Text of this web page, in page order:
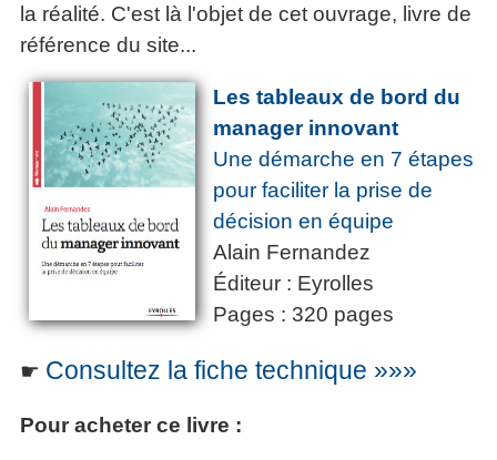
la réalité. C'est là l'objet de cet ouvrage, livre de
référence du site...
Les tableaux de bord du
manager innovant
Une démarche en 7 étapes
pour faciliter la prise de
décision en équipe
Alain Fernandez
Éditeur : Eyrolles
Pages : 320 pages
☛ Consultez la fiche technique »»»
Pour acheter ce livre :